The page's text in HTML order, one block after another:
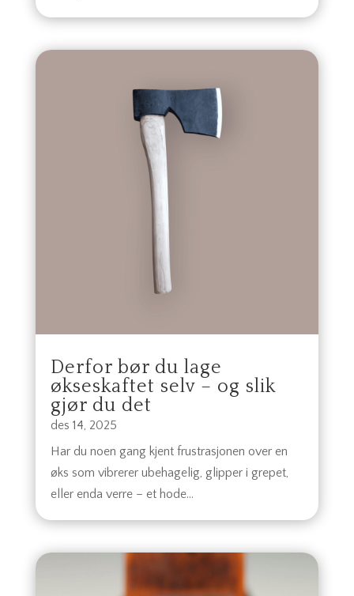
Derfor bør du lage
økseskaftet selv – og slik
gjør du det
des 14, 2025
Har du noen gang kjent frustrasjonen over en
øks som vibrerer ubehagelig, glipper i grepet,
eller enda verre – et hode...